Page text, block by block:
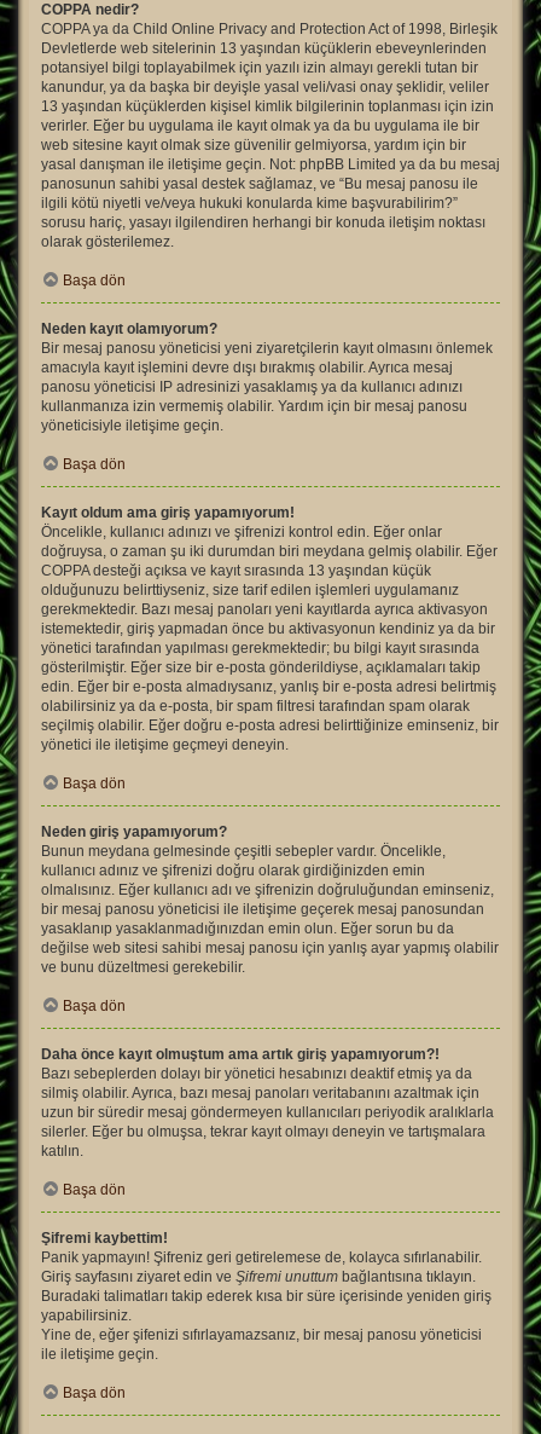
COPPA nedir?
COPPA ya da Child Online Privacy and Protection Act of 1998, Birleşik
Devletlerde web sitelerinin 13 yaşından küçüklerin ebeveynlerinden
potansiyel bilgi toplayabilmek için yazılı izin almayı gerekli tutan bir
kanundur, ya da başka bir deyişle yasal veli/vasi onay şeklidir, veliler
13 yaşından küçüklerden kişisel kimlik bilgilerinin toplanması için izin
verirler. Eğer bu uygulama ile kayıt olmak ya da bu uygulama ile bir
web sitesine kayıt olmak size güvenilir gelmiyorsa, yardım için bir
yasal danışman ile iletişime geçin. Not: phpBB Limited ya da bu mesaj
panosunun sahibi yasal destek sağlamaz, ve “Bu mesaj panosu ile
ilgili kötü niyetli ve/veya hukuki konularda kime başvurabilirim?”
sorusu hariç, yasayı ilgilendiren herhangi bir konuda iletişim noktası
olarak gösterilemez.
Başa dön
Neden kayıt olamıyorum?
Bir mesaj panosu yöneticisi yeni ziyaretçilerin kayıt olmasını önlemek
amacıyla kayıt işlemini devre dışı bırakmış olabilir. Ayrıca mesaj
panosu yöneticisi IP adresinizi yasaklamış ya da kullanıcı adınızı
kullanmanıza izin vermemiş olabilir. Yardım için bir mesaj panosu
yöneticisiyle iletişime geçin.
Başa dön
Kayıt oldum ama giriş yapamıyorum!
Öncelikle, kullanıcı adınızı ve şifrenizi kontrol edin. Eğer onlar
doğruysa, o zaman şu iki durumdan biri meydana gelmiş olabilir. Eğer
COPPA desteği açıksa ve kayıt sırasında 13 yaşından küçük
olduğunuzu belirttiyseniz, size tarif edilen işlemleri uygulamanız
gerekmektedir. Bazı mesaj panoları yeni kayıtlarda ayrıca aktivasyon
istemektedir, giriş yapmadan önce bu aktivasyonun kendiniz ya da bir
yönetici tarafından yapılması gerekmektedir; bu bilgi kayıt sırasında
gösterilmiştir. Eğer size bir e-posta gönderildiyse, açıklamaları takip
edin. Eğer bir e-posta almadıysanız, yanlış bir e-posta adresi belirtmiş
olabilirsiniz ya da e-posta, bir spam filtresi tarafından spam olarak
seçilmiş olabilir. Eğer doğru e-posta adresi belirttiğinize eminseniz, bir
yönetici ile iletişime geçmeyi deneyin.
Başa dön
Neden giriş yapamıyorum?
Bunun meydana gelmesinde çeşitli sebepler vardır. Öncelikle,
kullanıcı adınız ve şifrenizi doğru olarak girdiğinizden emin
olmalısınız. Eğer kullanıcı adı ve şifrenizin doğruluğundan eminseniz,
bir mesaj panosu yöneticisi ile iletişime geçerek mesaj panosundan
yasaklanıp yasaklanmadığınızdan emin olun. Eğer sorun bu da
değilse web sitesi sahibi mesaj panosu için yanlış ayar yapmış olabilir
ve bunu düzeltmesi gerekebilir.
Başa dön
Daha önce kayıt olmuştum ama artık giriş yapamıyorum?!
Bazı sebeplerden dolayı bir yönetici hesabınızı deaktif etmiş ya da
silmiş olabilir. Ayrıca, bazı mesaj panoları veritabanını azaltmak için
uzun bir süredir mesaj göndermeyen kullanıcıları periyodik aralıklarla
silerler. Eğer bu olmuşsa, tekrar kayıt olmayı deneyin ve tartışmalara
katılın.
Başa dön
Şifremi kaybettim!
Panik yapmayın! Şifreniz geri getirelemese de, kolayca sıfırlanabilir.
Giriş sayfasını ziyaret edin ve Şifremi unuttum bağlantısına tıklayın.
Buradaki talimatları takip ederek kısa bir süre içerisinde yeniden giriş
yapabilirsiniz.
Yine de, eğer şifenizi sıfırlayamazsanız, bir mesaj panosu yöneticisi
ile iletişime geçin.
Başa dön